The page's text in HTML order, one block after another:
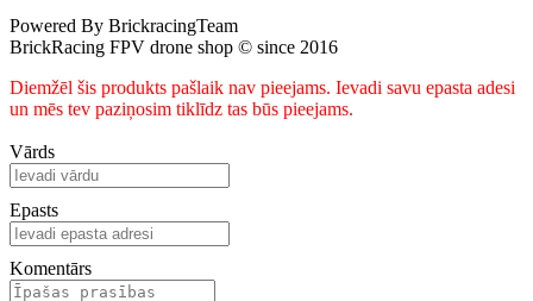
Powered By BrickracingTeam
BrickRacing FPV drone shop © since 2016
Diemžēl šis produkts pašlaik nav pieejams. Ievadi savu epasta adesi
un mēs tev paziņosim tiklīdz tas būs pieejams.
Vārds
Epasts
Komentārs